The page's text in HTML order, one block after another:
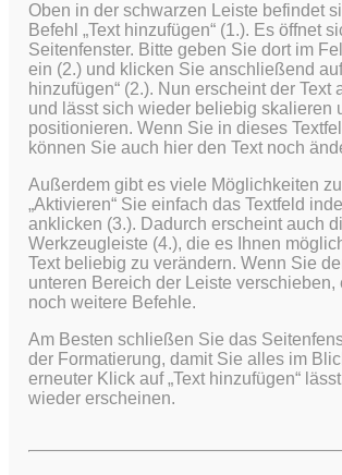
Oben in der schwarzen Leiste befindet
Befehl „Text hinzufügen“ (1.). Es öffnet
Seitenfenster. Bitte geben Sie dort im
ein (2.) und klicken Sie anschließend auf
hinzufügen“ (2.). Nun erscheint der Text
und lässt sich wieder beliebig skalieren
positionieren. Wenn Sie in dieses
können Sie auch hier den Text noch
Außerdem gibt es viele Möglichkeiten
„Aktivieren“ Sie einfach das Textfeld
anklicken (3.). Dadurch erscheint auch
Werkzeugleiste (4.), die es Ihnen
Text beliebig zu verändern. Wenn Sie
unteren Bereich der Leiste verschieben,
noch weitere Befehle.
Am Besten schließen Sie das
der Formatierung, damit Sie alles im
erneuter Klick auf „Text hinzufügen“
wieder erscheinen.